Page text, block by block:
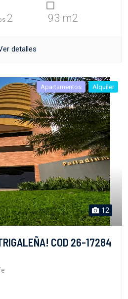
2 93 m2
detalles
Apartamentos Alquiler
12
COD 26-17284